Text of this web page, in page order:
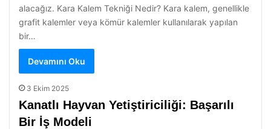
alacağız. Kara Kalem Tekniği Nedir? Kara kalem, genellikle
grafit kalemler veya kömür kalemler kullanılarak yapılan
bir…
Devamını Oku
3 Ekim 2025
Kanatlı Hayvan Yetiştiriciliği: Başarılı
Bir İş Modeli